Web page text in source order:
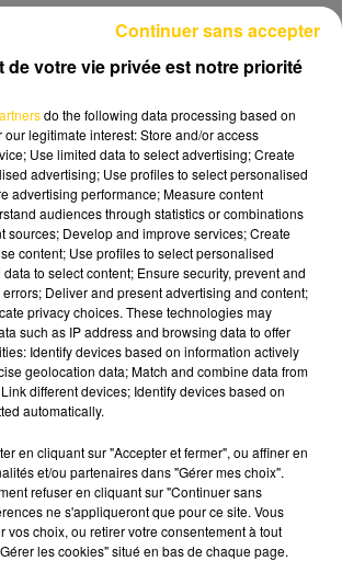
- 4 min 59 sec
DE-DÔME DU 06/12/25
l'information dans le Cantal,
et Issoire avec les reportages
sur le terrain.
de votre vie privée est notre priorité
do the following data processing based on
legitimate interest: Store and/or access
Use limited data to select advertising; Create
advertising; Use profiles to select personalised
advertising performance; Measure content
audiences through statistics or combinations
sources; Develop and improve services; Create
content; Use profiles to select personalised
to select content; Ensure security, prevent and
Deliver and present advertising and content;
privacy choices. These technologies may
such as IP address and browsing data to offer
Identify devices based on information actively
geolocation data; Match and combine data from
different devices; Identify devices based on
automatically.
en cliquant sur "Accepter et fermer", ou affiner en
et/ou partenaires dans "Gérer mes choix".
refuser en cliquant sur "Continuer sans
ne s'appliqueront que pour ce site. Vous
vos choix, ou retirer votre consentement à tout
les cookies" situé en bas de chaque page.
Continuer sans accepter